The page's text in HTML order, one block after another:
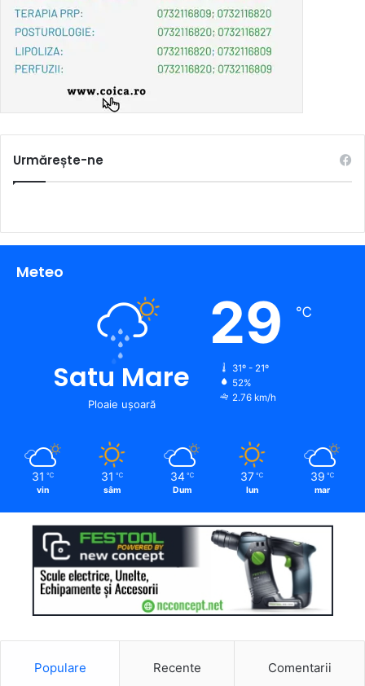
Urmărește-ne
Meteo
Satu Mare
Ploaie ușoară
29 ℃
31º - 21º
52%
2.76 km/h
31 ℃
vin
31 ℃
sâm
34 ℃
Dum
37 ℃
lun
39 ℃
mar
Populare Recente Comentarii